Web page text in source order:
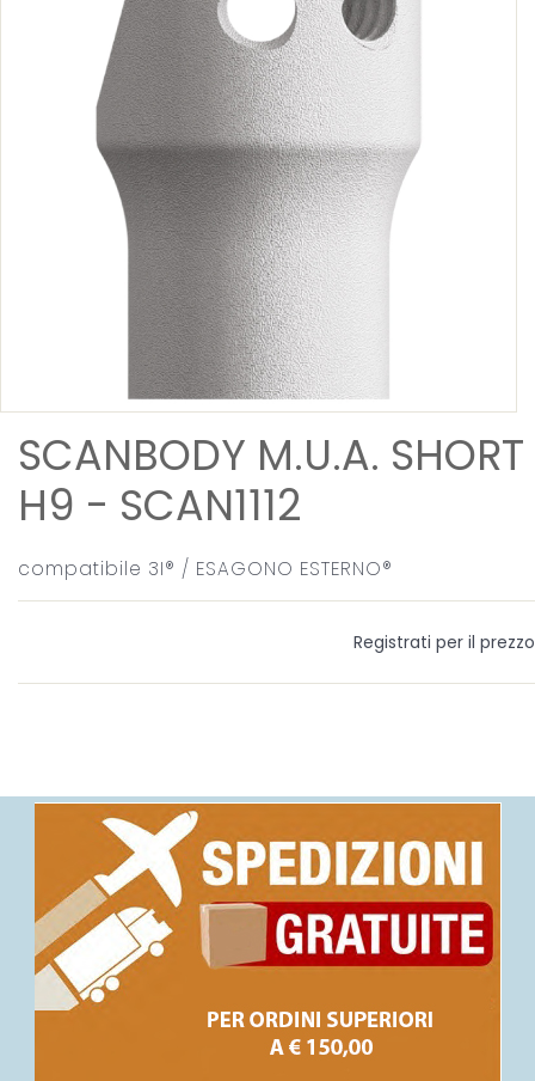
SCANBODY M.U.A. SHORT
H9 - SCAN1112
compatibile 3I® / ESAGONO ESTERNO®
Registrati per il prezzo